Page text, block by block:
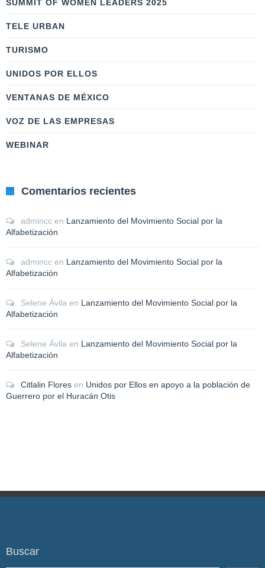
SUMMIT OF WOMEN LEADERS 2025
TELE URBAN
TURISMO
UNIDOS POR ELLOS
VENTANAS DE MÉXICO
VOZ DE LAS EMPRESAS
WEBINAR
Comentarios recientes
admincc en Lanzamiento del Movimiento Social por la
Alfabetización
admincc en Lanzamiento del Movimiento Social por la
Alfabetización
Selene Ávila en Lanzamiento del Movimiento Social por la
Alfabetización
Selene Ávila en Lanzamiento del Movimiento Social por la
Alfabetización
Citlalin Flores en Unidos por Ellos en apoyo a la población de
Guerrero por el Huracán Otis
Buscar